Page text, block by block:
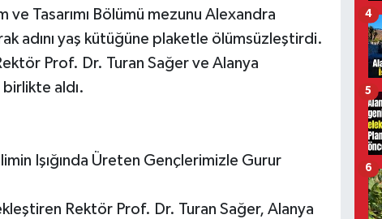
ve Tasarımı Bölümü mezunu Alexandra
adını yaş kütüğüne plaketle ölümsüzleştirdi.
Prof. Dr. Turan Sağer ve Alanya
birlikte aldı.
Işığında Üreten Gençlerimizle Gurur
Rektör Prof. Dr. Turan Sağer, Alanya
4
5
6